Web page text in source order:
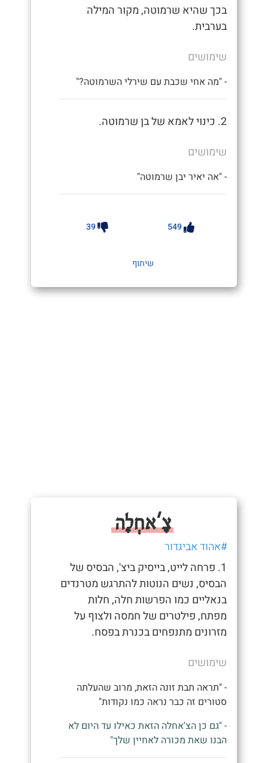
בכך שהיא שרמוטה, מקור המילה
בערבית.
שימושים
- "מה אחי שכבת עם שירלי השרמוטה?"
2. כינוי לאמא של בן שרמוטה.
שימושים
- "אה יאיר יבן שרמוטה"
549
39
שיתוף
צָ'אחְלָה
#אהוד אביגדור
1. פרחה לייט, בייסיק ביצ', הבסיס של
הבסיס, נשים הנוטות להתרגש מטרנדים
בנאליים כמו הפרשות חלה, חלות
מפתח, פילטרים של חמסה ולצוף על
מזרונים מתנפחים בכנרת בפסח.
שימושים
- "תראה תבת זונה הזאת, מרוב שהעלתה
סטורים זה כבר נראה כמו נקודות"
- "גם כן הצ'אחלה הזאת כאילו עד היום לא
הבנו שאת מכורה לאחיין שלך"